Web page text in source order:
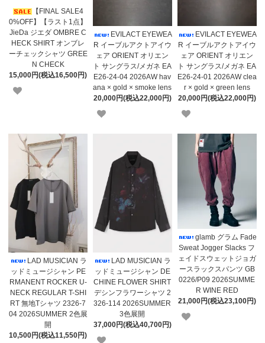
【FINAL SALE4
0%OFF】【ラスト1点】
JieDa ジエダ OMBRE C
HECK SHIRT オンブレ
ーチェックシャツ GREE
N CHECK
15,000円(税込16,500円)
EVILACT EYEWEA
R イーブルアクトアイウ
ェア ORIENT オリエン
ト サングラス/メガネ EA
E26-24-04 2026AW hav
ana × gold × smoke lens
20,000円(税込22,000円)
EVILACT EYEWEA
R イーブルアクトアイウ
ェア ORIENT オリエン
ト サングラス/メガネ EA
E26-24-01 2026AW clea
r × gold × green lens
20,000円(税込22,000円)
LAD MUSICIAN ラ
ッドミュージシャン PE
RMANENT ROCKER U-
NECK REGULAR T-SHI
RT 無地Tシャツ 2326-7
04 2026SUMMER 2色展
開
10,500円(税込11,550円)
LAD MUSICIAN ラ
ッドミュージシャン DE
CHINE FLOWER SHIRT
デシンフラワーシャツ 2
326-114 2026SUMMER
3色展開
37,000円(税込40,700円)
glamb グラム Fade
Sweat Jogger Slacks フ
ェイドスウェットジョガ
ースラックスパンツ GB
0226/P09 2026SUMME
R WINE RED
21,000円(税込23,100円)